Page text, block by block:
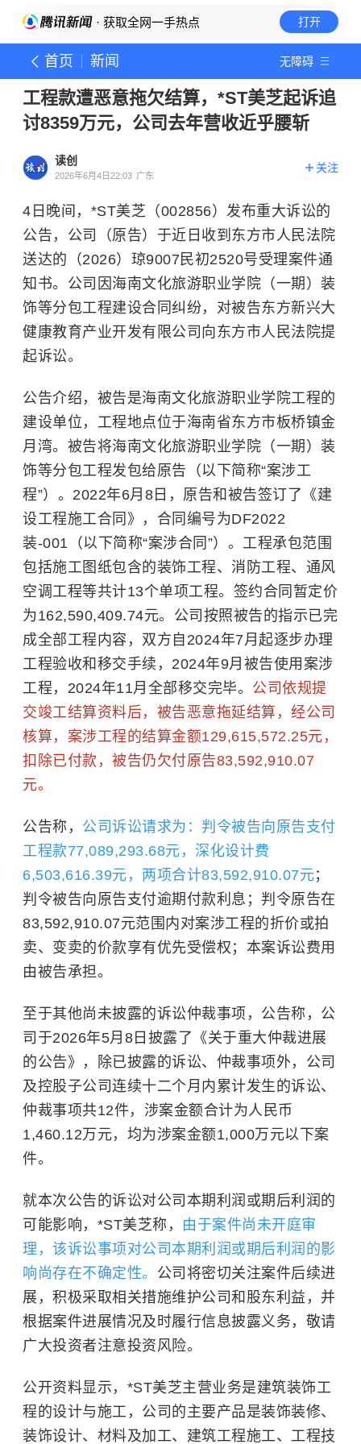
· 获取全网一手热点 打开
首页 新闻 无障碍
工程款遭恶意拖欠结算，*ST美芝起诉追
讨8359万元，公司去年营收近乎腰斩
读创
2026年6月4日22:03 广东
关注
4日晚间，*ST美芝（002856）发布重大诉讼的
公告，公司（原告）于近日收到东方市人民法院
送达的（2026）琼9007民初2520号受理案件通
知书。公司因海南文化旅游职业学院（一期）装
饰等分包工程建设合同纠纷，对被告东方新兴大
健康教育产业开发有限公司向东方市人民法院提
起诉讼。
公告介绍，被告是海南文化旅游职业学院工程的
建设单位，工程地点位于海南省东方市板桥镇金
月湾。被告将海南文化旅游职业学院（一期）装
饰等分包工程发包给原告（以下简称“案涉工
程”）。2022年6月8日，原告和被告签订了《建
设工程施工合同》，合同编号为DF2022
装-001（以下简称“案涉合同”）。工程承包范围
包括施工图纸包含的装饰工程、消防工程、通风
空调工程等共计13个单项工程。签约合同暂定价
为162,590,409.74元。公司按照被告的指示已完
成全部工程内容，双方自2024年7月起逐步办理
工程验收和移交手续，2024年9月被告使用案涉
工程，2024年11月全部移交完毕。 公司依规提
交竣工结算资料后，被告恶意拖延结算，经公司
核算，案涉工程的结算金额129,615,572.25元，
扣除已付款，被告仍欠付原告83,592,910.07
元。
公告称， 公司诉讼请求为：判令被告向原告支付
工程款77,089,293.68元，深化设计费
6,503,616.39元，两项合计83,592,910.07元；
判令被告向原告支付逾期付款利息；判令原告在
83,592,910.07元范围内对案涉工程的折价或拍
卖、变卖的价款享有优先受偿权；本案诉讼费用
由被告承担。
至于其他尚未披露的诉讼仲裁事项，公告称，公
司于2026年5月8日披露了《关于重大仲裁进展
的公告》，除已披露的诉讼、仲裁事项外，公司
及控股子公司连续十二个月内累计发生的诉讼、
仲裁事项共12件，涉案金额合计为人民币
1,460.12万元，均为涉案金额1,000万元以下案
件。
就本次公告的诉讼对公司本期利润或期后利润的
可能影响，*ST美芝称， 由于案件尚未开庭审
理，该诉讼事项对公司本期利润或期后利润的影
响尚存在不确定性。 公司将密切关注案件后续进
展，积极采取相关措施维护公司和股东利益，并
根据案件进展情况及时履行信息披露义务，敬请
广大投资者注意投资风险。
公开资料显示，*ST美芝主营业务是建筑装饰工
程的设计与施工，公司的主要产品是装饰装修、
装饰设计、材料及加工、建筑工程施工、工程技